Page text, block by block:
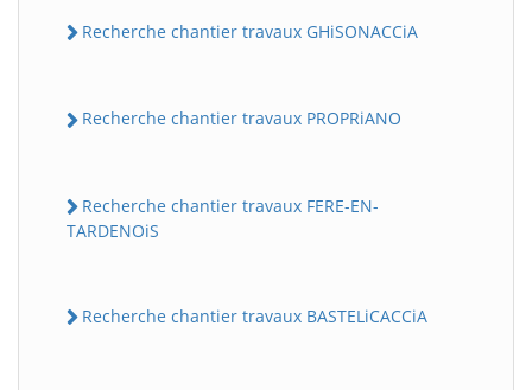
Recherche chantier travaux GHiSONACCiA
Recherche chantier travaux PROPRiANO
Recherche chantier travaux FERE-EN-
TARDENOiS
Recherche chantier travaux BASTELiCACCiA